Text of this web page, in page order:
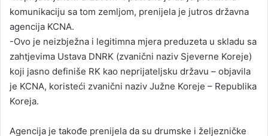
n
e
m
a
i
l
komunikaciju sa tom zemljom, prenijela je jutros državna
agencija KCNA.
-Ovo je neizbježna i legitimna mjera preduzeta u skladu sa
zahtjevima Ustava DNRK (zvanični naziv Sjeverne Koreje)
koji jasno definiše RK ​​kao neprijateljsku državu – objavila
je KCNA, koristeći zvanični naziv Južne Koreje – Republika
Koreja.
Agencija je takođe prenijela da su drumske i željezničke